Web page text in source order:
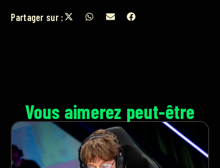
Partager sur :
Vous aimerez peut-être